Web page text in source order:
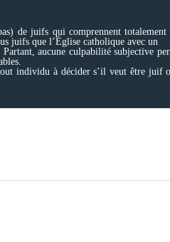
de juifs qui comprennent
juifs que l’Église catholique avec un
aucune culpabilité subjective
individu à décider s’il veut être